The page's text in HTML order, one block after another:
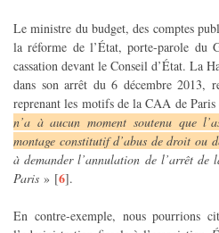
Le ministre du budget, des comptes
la réforme de l’État, porte-parole du
cassation devant le Conseil d’État. La
dans son arrêt du 6 décembre 2013,
reprenant les motifs de la CAA de
n’a à aucun moment soutenu que
montage constitutif d’abus de droit ou
à demander l’annulation de l’arrêt de
Paris » [6].
En contre-exemple, nous pourrions